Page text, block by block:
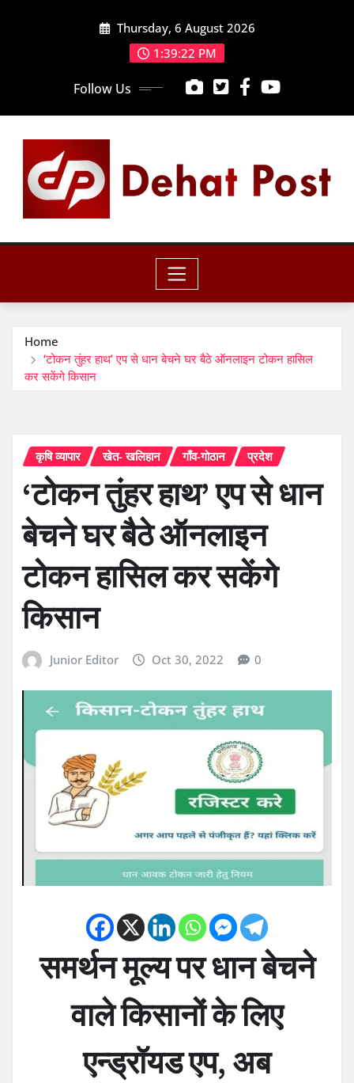
Thursday, 6 August 2026
1:39:24 PM
Follow Us
Home
‘टोकन तुंहर हाथ’ एप से धान बेचने घर बैठे ऑनलाइन टोकन हासिल
कर सकेंगे किसान
कृषि व्यापार खेत- खलिहान गाँव-गोठान प्रदेश
‘टोकन तुंहर हाथ’ एप से धान
बेचने घर बैठे ऑनलाइन
टोकन हासिल कर सकेंगे
किसान
Junior Editor Oct 30, 2022 0
समर्थन मूल्य पर धान बेचने
वाले किसानों के लिए
एन्ड्रॉयड एप, अब